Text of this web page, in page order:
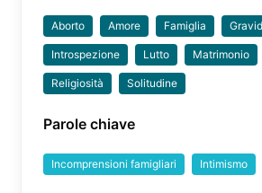
Aborto Amore Famiglia
Introspezione Lutto Matrimonio
Religiosità Solitudine
Parole chiave
Incomprensioni famigliari Intimismo